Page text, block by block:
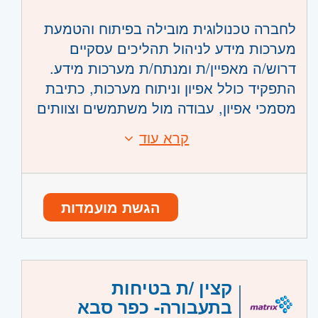
לחברה טכנולוגית מובילה בפיתוח והטמעת
מערכות מידע לניהול תהליכים עסקיים
דרוש/ה מאפיין/ת ומנתח/ת מערכות מידע.
התפקיד כולל אפיון וניתוח מערכות, כתיבת
מסמכי אפיון, עבודה מול משתמשים וצוותים
מדובר בהזדמנות להשתלב בתפקיד מקצועי
ניהול הפרויקטים וניהול המוצר.
משרה מלאה, א׳–ה׳, מהמשרדים בתל
עם התמחות מערכות מידע- חובה
2-3 שנות ניסיון כמהנדס/ת תעשייה וניהול-
הכרות מעולה עם מערכות מידע ניהוליות
הבנה מעמיקה של התהליכים העסקיים
ניסיון בכתיבה עצמאית של מסמכי אפיון
ניסיון רלבנטי בתחום הבטוח ומערכת
היקף משרה: משרה מלאה
קרא עוד
הגשת מועמדות
קצין /ת בטיחות
בתעבורה- כפר סבא